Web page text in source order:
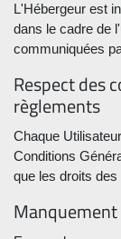
L'Hébergeur est
dans le cadre de
communiquées
Respect des
règlements
Chaque
Conditions
que les droits des